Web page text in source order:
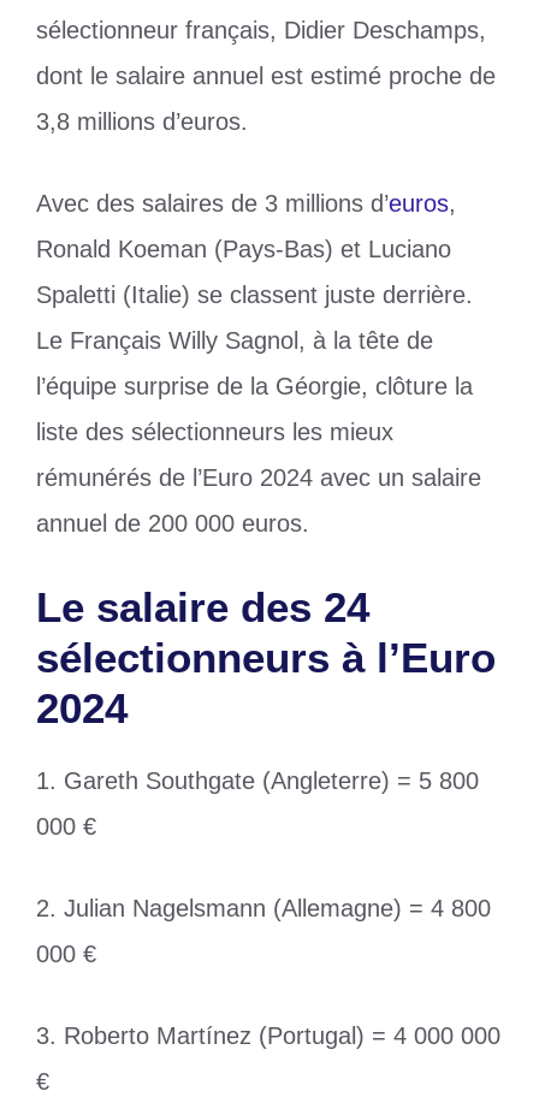
sélectionneur français, Didier Deschamps,
dont le salaire annuel est estimé proche de
3,8 millions d’euros.
Avec des salaires de 3 millions d’euros,
Ronald Koeman (Pays-Bas) et Luciano
Spaletti (Italie) se classent juste derrière.
Le Français Willy Sagnol, à la tête de
l’équipe surprise de la Géorgie, clôture la
liste des sélectionneurs les mieux
rémunérés de l’Euro 2024 avec un salaire
annuel de 200 000 euros.
Le salaire des 24
sélectionneurs à l’Euro
2024
1. Gareth Southgate (Angleterre) = 5 800
000 €
2. Julian Nagelsmann (Allemagne) = 4 800
000 €
3. Roberto Martínez (Portugal) = 4 000 000
€